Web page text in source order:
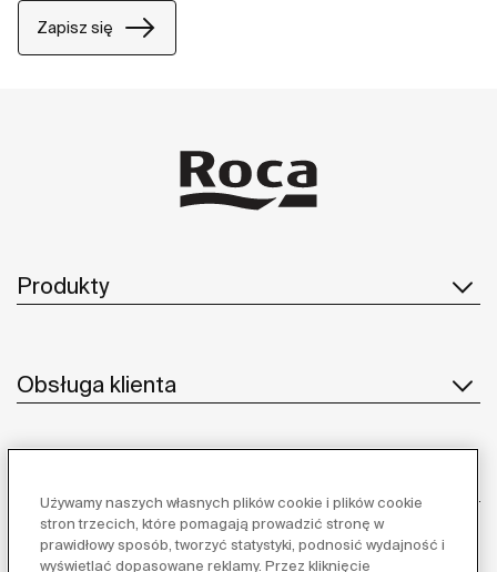
Zapisz się
Produkty
Obsługa klienta
Używamy naszych własnych plików cookie i plików cookie
stron trzecich, które pomagają prowadzić stronę w
prawidłowy sposób, tworzyć statystyki, podnosić wydajność i
wyświetlać dopasowane reklamy. Przez kliknięcie